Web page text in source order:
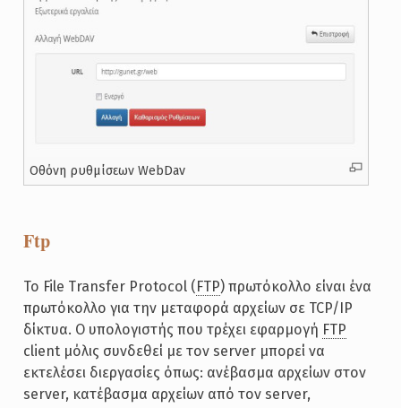
Οθόνη ρυθμίσεων WebDav
Ftp
Το File Transfer Protocol (FTP) πρωτόκολλο είναι ένα
πρωτόκολλο για την μεταφορά αρχείων σε TCP/IP
δίκτυα. Ο υπολογιστής που τρέχει εφαρμογή FTP
client μόλις συνδεθεί με τον server μπορεί να
εκτελέσει διεργασίες όπως: ανέβασμα αρχείων στον
server, κατέβασμα αρχείων από τον server,